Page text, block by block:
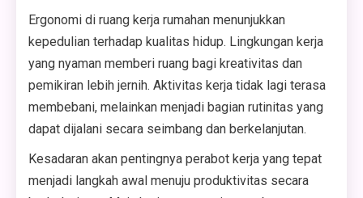
Ergonomi di ruang kerja rumahan menunjukkan
kepedulian terhadap kualitas hidup. Lingkungan kerja
yang nyaman memberi ruang bagi kreativitas dan
pemikiran lebih jernih. Aktivitas kerja tidak lagi terasa
membebani, melainkan menjadi bagian rutinitas yang
dapat dijalani secara seimbang dan berkelanjutan.
Kesadaran akan pentingnya perabot kerja yang tepat
menjadi langkah awal menuju produktivitas secara